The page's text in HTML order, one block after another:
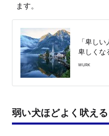
ます。
「卑し
卑しくな
WURK
弱い犬ほどよく吠える